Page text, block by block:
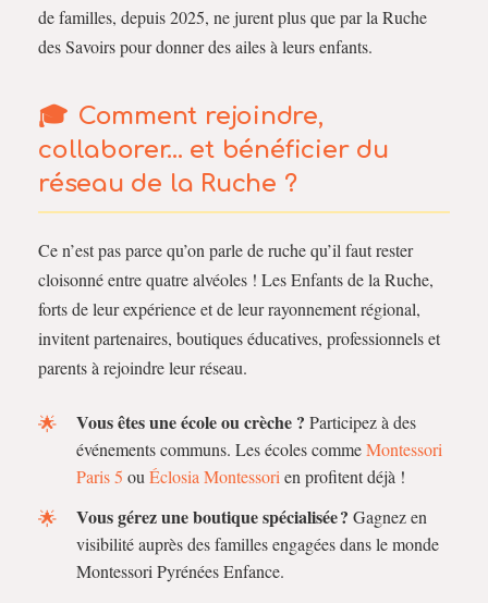
de familles, depuis 2025, ne jurent plus que par la Ruche
des Savoirs pour donner des ailes à leurs enfants.
Comment rejoindre,
collaborer… et bénéficier du
réseau de la Ruche ?
Ce n’est pas parce qu’on parle de ruche qu’il faut rester
cloisonné entre quatre alvéoles ! Les Enfants de la Ruche,
forts de leur expérience et de leur rayonnement régional,
invitent partenaires, boutiques éducatives, professionnels et
parents à rejoindre leur réseau.
Vous êtes une école ou crèche ? Participez à des
événements communs. Les écoles commeMontessori
Paris 5 ou Éclosia Montessori en profitent déjà !
Vous gérez une boutique spécialisée ? Gagnez en
visibilité auprès des familles engagées dans le monde
Montessori Pyrénées Enfance.